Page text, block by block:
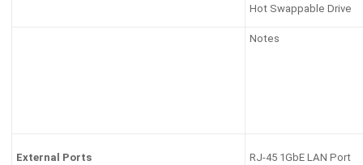
Hot Swappable Drive
Notes
External Ports RJ-45 1GbE LAN Port